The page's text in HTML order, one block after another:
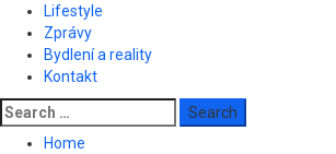
Lifestyle
Zprávy
Bydlení a reality
Kontakt
Search
for:
Home